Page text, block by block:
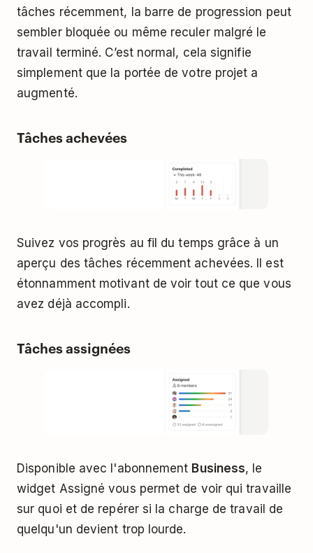
tâches récemment, la barre de progression peut
sembler bloquée ou même reculer malgré le
travail terminé. C’est normal, cela signifie
simplement que la portée de votre projet a
augmenté.
Tâches achevées
Suivez vos progrès au fil du temps grâce à un
aperçu des tâches récemment achevées. Il est
étonnamment motivant de voir tout ce que vous
avez déjà accompli.
Tâches assignées
Disponible avec l'abonnement Business, le
widget Assigné vous permet de voir qui travaille
sur quoi et de repérer si la charge de travail de
quelqu'un devient trop lourde.